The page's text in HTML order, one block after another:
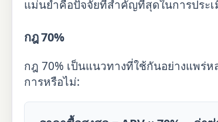
แม่นยำคือปัจจัยที่สำคัญที่สุดในการประ
กฎ 70%
กฎ 70% เป็นแนวทางที่ใช้กันอย่างแพร่
การหรือไม่: